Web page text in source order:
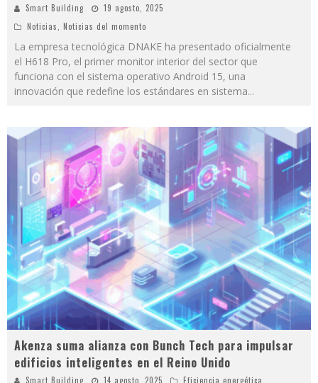
Smart Building
19 agosto, 2025
Noticias, Noticias del momento
La empresa tecnológica DNAKE ha presentado oficialmente
el H618 Pro, el primer monitor interior del sector que
funciona con el sistema operativo Android 15, una
innovación que redefine los estándares en sistema...
Akenza suma alianza con Bunch Tech para impulsar
edificios inteligentes en el Reino Unido
Smart Building 14 agosto, 2025 Eficiencia energética